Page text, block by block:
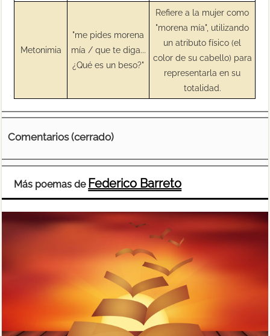
Metonimia
"me pides morena
mía / que te diga...
¿Qué es un beso?"
Refiere a la mujer como
"morena mía", utilizando
un atributo físico (el
color de su cabello) para
representarla en su
totalidad.
Comentarios (cerrado)
Más poemas de Federico Barreto